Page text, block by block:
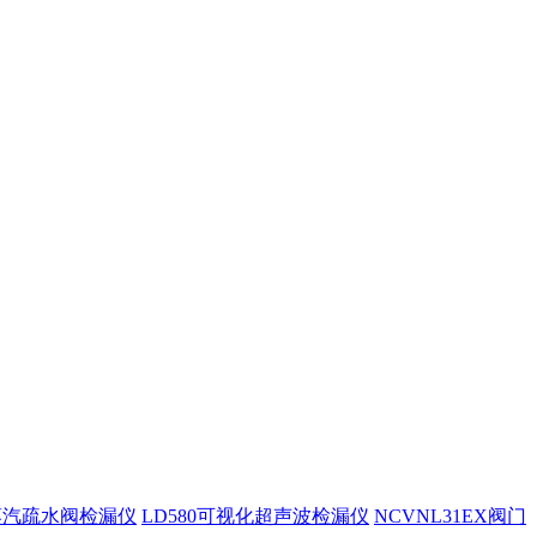
疏水阀检漏仪 LD580可视化超声波检漏仪 NCVNL31EX阀门